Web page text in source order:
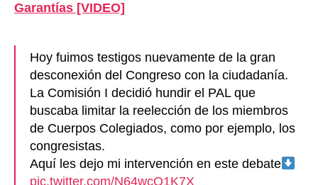
Garantías [VIDEO]
Hoy fuimos testigos nuevamente de la gran
desconexión del Congreso con la ciudadanía.
La Comisión I decidió hundir el PAL que
buscaba limitar la reelección de los miembros
de Cuerpos Colegiados, como por ejemplo, los
congresistas.
Aquí les dejo mi intervención en este debate
pic.twitter.com/N64wcO1K7X